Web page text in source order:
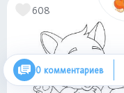
608
0 комментариев